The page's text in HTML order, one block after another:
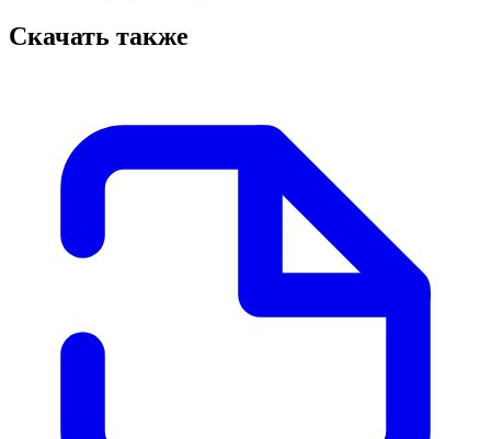
Скачать также